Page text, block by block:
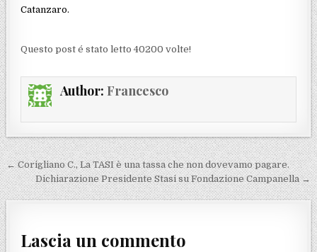
Catanzaro.
Questo post é stato letto 40200 volte!
Author: Francesco
Navigazione articoli
← Corigliano C., La TASI è una tassa che non dovevamo pagare.
Dichiarazione Presidente Stasi su Fondazione Campanella →
Lascia un commento